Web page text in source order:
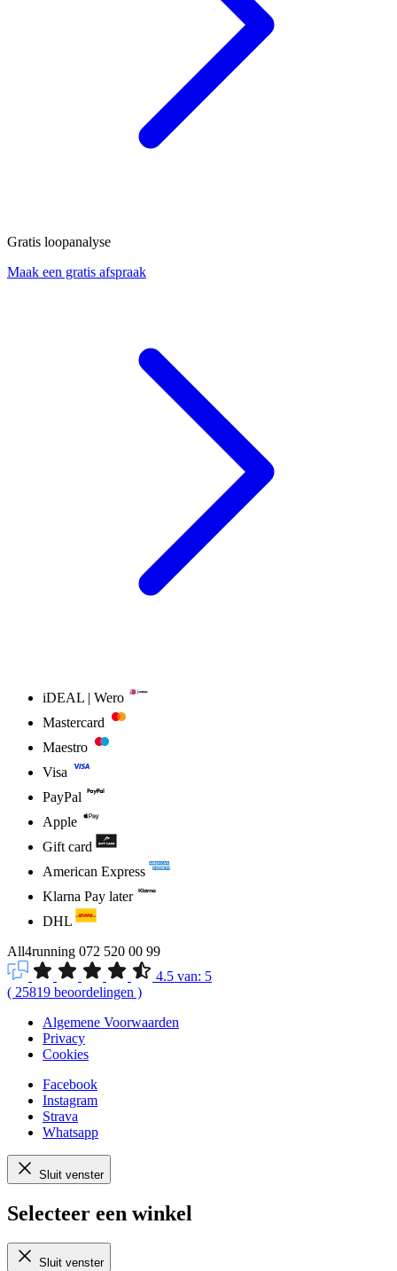
Gratis loopanalyse
Maak een gratis afspraak
iDEAL | Wero
Mastercard
Maestro
Visa
PayPal
Apple
Gift card
American Express
Klarna Pay later
DHL
All4running 072 520 00 99
4.5 van: 5
( 25819 beoordelingen )
Algemene Voorwaarden
Privacy
Cookies
Facebook
Instagram
Strava
Whatsapp
Sluit venster
Selecteer een winkel
Sluit venster